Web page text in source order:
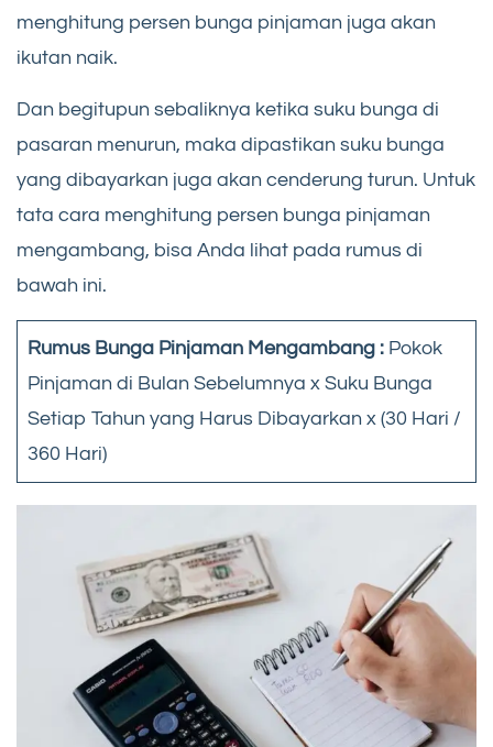
menghitung persen bunga pinjaman juga akan
ikutan naik.
Dan begitupun sebaliknya ketika suku bunga di
pasaran menurun, maka dipastikan suku bunga
yang dibayarkan juga akan cenderung turun. Untuk
tata cara menghitung persen bunga pinjaman
mengambang, bisa Anda lihat pada rumus di
bawah ini.
Rumus Bunga Pinjaman Mengambang : Pokok
Pinjaman di Bulan Sebelumnya x Suku Bunga
Setiap Tahun yang Harus Dibayarkan x (30 Hari /
360 Hari)